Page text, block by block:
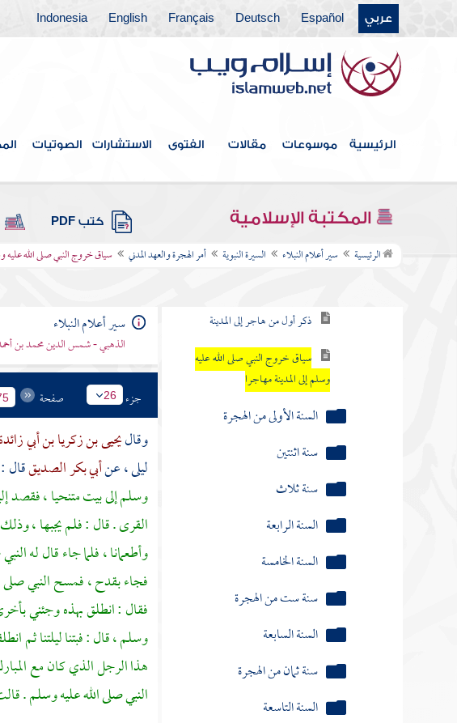
عربي Español
Deutsch
Français
English
Indonesia
الرئيسية موسوعات مقالات الفتوى الاستشارات الصوتيات
المكتبة الإسلامية كتب PDF
الرئيسية سير أعلام النبلاء السيرة النبوية أمر الهجرة والعهد المدني سياق خروج النبي صلى الله عليه
الطبقة الثانية والثلاثون
الطبقة الثالثة والثلاثون
الطبقة الرابعة والثلاثون
الطبقة الخامسة والثلاثون
ذكر بعثة النبي صلى الله عليه وسلم
والدعوة في مكة
ذكر أول من هاجر إلى المدينة
سياق خروج النبي صلى الله عليه
وسلم إلى المدينة مهاجرا
السنة الأولى من الهجرة
سنة اثنتين
سنة ثلاث
السنة الرابعة
السنة الخامسة
سنة ست من الهجرة
السنة السابعة
سنة ثمان من الهجرة
السنة التاسعة
سير أعلام النبلاء
الذهبي - شمس الدين محمد بن
جزء 26 صفحة
وقاليحيى بن زكريا بن أبي
ليلى ،عنأبي بكر الصديققال
وسلم إلى بيت متنحيا ، فقصد
القرى . قال : فلم يجبها ، وذلك
وأطعمانا ، فلما جاء قال له
فجاء بقدح ، فمسح النبي
فقال : انطلق بهذه وجئني
وسلم ، قال : فبتنا ليلتنا ثم
هذا الرجل الذي كان مع
النبي صلى الله عليه وسلم .